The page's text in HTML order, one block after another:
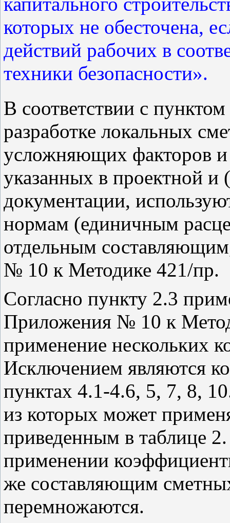
которых не обесточена,
действий рабочих в
техники безопасности».
В соответствии с
разработке локальных
усложняющих факторов и
указанных в проектной и
документации,
нормам (единичным
отдельным
№ 10 к Методике 421/пр.
Согласно пункту 2.3
Приложения № 10 к
применение нескольких
Исключением являются
пунктах 4.1-4.6, 5, 7, 8,
из которых может
приведенным в таблице
применении
же составляющим
перемножаются.